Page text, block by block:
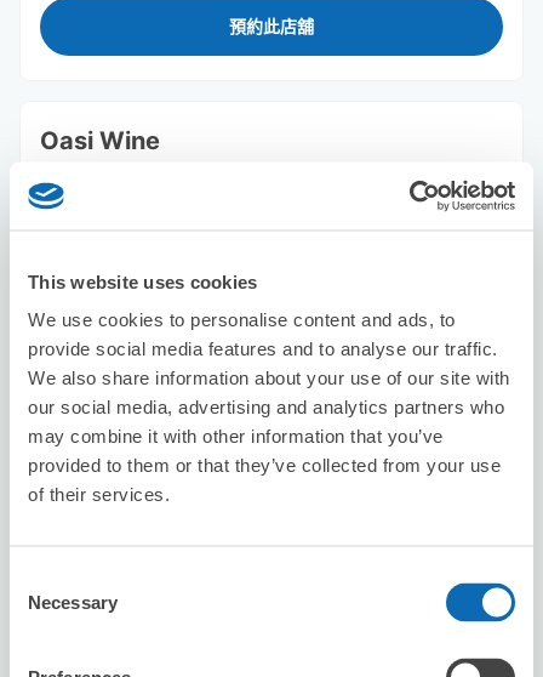
This website uses cookies
We use cookies to personalise content and ads, to
provide social media features and to analyse our traffic.
We also share information about your use of our site with
our social media, advertising and analytics partners who
may combine it with other information that you’ve
provided to them or that they’ve collected from your use
of their services.
Selection
Necessary
預約此店舖
Oasi Wine
本日營業時間
東京ドームのライブで利用させていただきました。
可保管的行李數
8/14 五